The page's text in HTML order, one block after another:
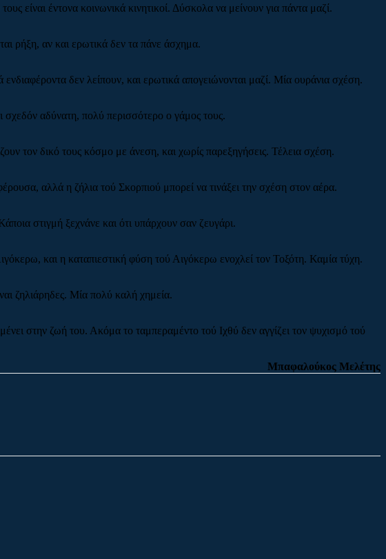
είναι έντονα κοινωνικά κινητικοί. Δύσκολα να μείνουν για πάντα μαζί.
ρήξη, αν και ερωτικά δεν τα πάνε άσχημα.
δεν λείπουν, και ερωτικά απογειώνονται μαζί. Μία ουράνια σχέση.
σχεδόν αδύνατη, πολύ περισσότερο ο γάμος τους.
τον δικό τους κόσμο με άνεση, και χωρίς παρεξηγήσεις. Τέλεια σχέση.
αλλά η ζήλια τού Σκορπιού μπορεί να τινάξει την σχέση στον αέρα.
στιγμή ξεχνάνε και ότι υπάρχουν σαν ζευγάρι.
και η καταπιεστική φύση τού Αιγόκερω ενοχλεί τον Τοξότη. Καμία τύχη.
ζηλιάρηδες. Μία πολύ καλή χημεία.
στην ζωή του. Ακόμα το ταμπεραμέντο τού Ιχθύ δεν αγγίζει τον ψυχισμό τού
Μπαφαλούκος Μελέτης